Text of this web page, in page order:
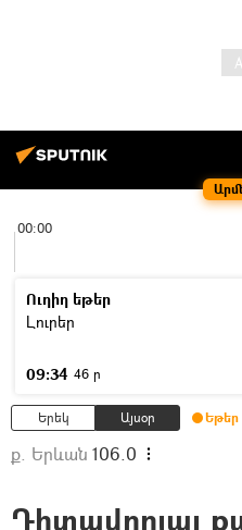
00:00
Ուղիղ եթեր
Լուրեր
09:34 46 ր
Երեկ Այսօր Եթեր
ք. Երևան 106.0
Դիտավորյալ